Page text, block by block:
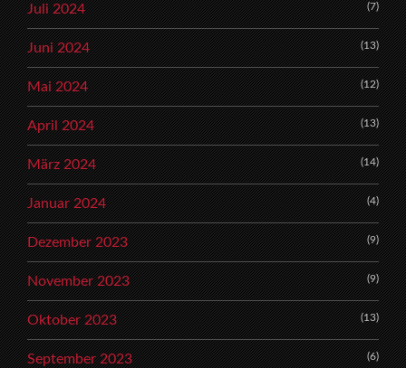
Juli 2024 (7)
Juni 2024 (13)
Mai 2024 (12)
April 2024 (13)
März 2024 (14)
Januar 2024 (4)
Dezember 2023 (9)
November 2023 (9)
Oktober 2023 (13)
September 2023 (6)